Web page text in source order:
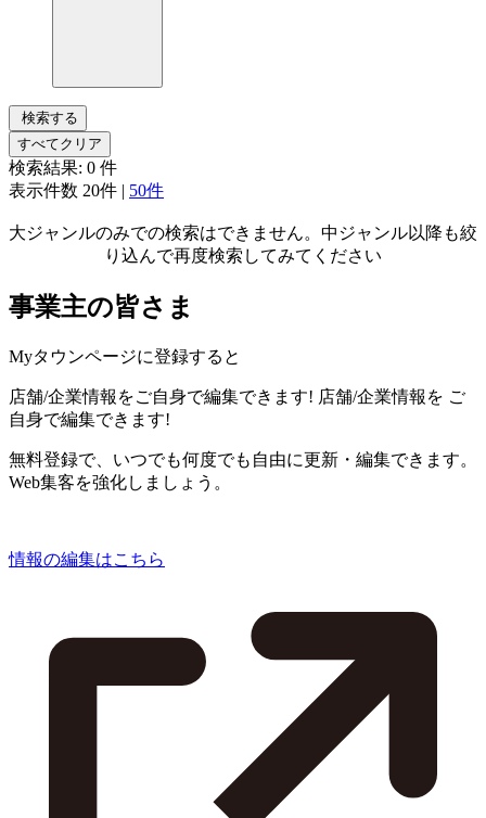
検索する
すべてクリア
検索結果: 0 件
表示件数 20件 | 50件
大ジャンルのみでの検索はできません。中ジャンル以降も絞
り込んで再度検索してみてください
事業主の皆さま
Myタウンページに登録すると
店舗/企業情報をご自身で編集できます! 店舗/企業情報を ご
自身で編集できます!
無料登録で、いつでも何度でも自由に更新・編集できます。
Web集客を強化しましょう。
情報の編集はこちら